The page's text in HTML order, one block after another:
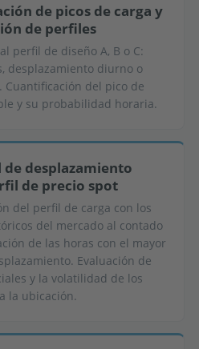
de picos de carga y
de perfiles
perfil de diseño A, B o C:
desplazamiento diurno o
Cuantificación del pico de
y su probabilidad horaria.
de desplazamiento
de precio spot
del perfil de carga con los
del mercado al contado
de las horas con el mayor
Evaluación de
y la volatilidad de los
la ubicación.